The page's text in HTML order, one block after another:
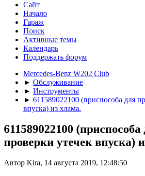
Сайт
Начало
Гараж
Поиск
Активные темы
Календарь
Поддержать форум
Mercedes-Benz W202 Club
► Обслуживание
► Инструменты
► 611589022100 (приспособа для
впуска) из хлама.
611589022100 (приспособа
проверки утечек впуска)
Автор Kira, 14 августа 2019, 12:48:50